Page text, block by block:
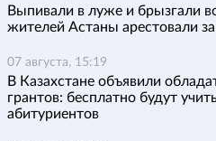
Выпивали в луже и брызгали
жителей Астаны арестовали
07 августа, 15:19
В Казахстане объявили
грантов: бесплатно будут
абитуриентов